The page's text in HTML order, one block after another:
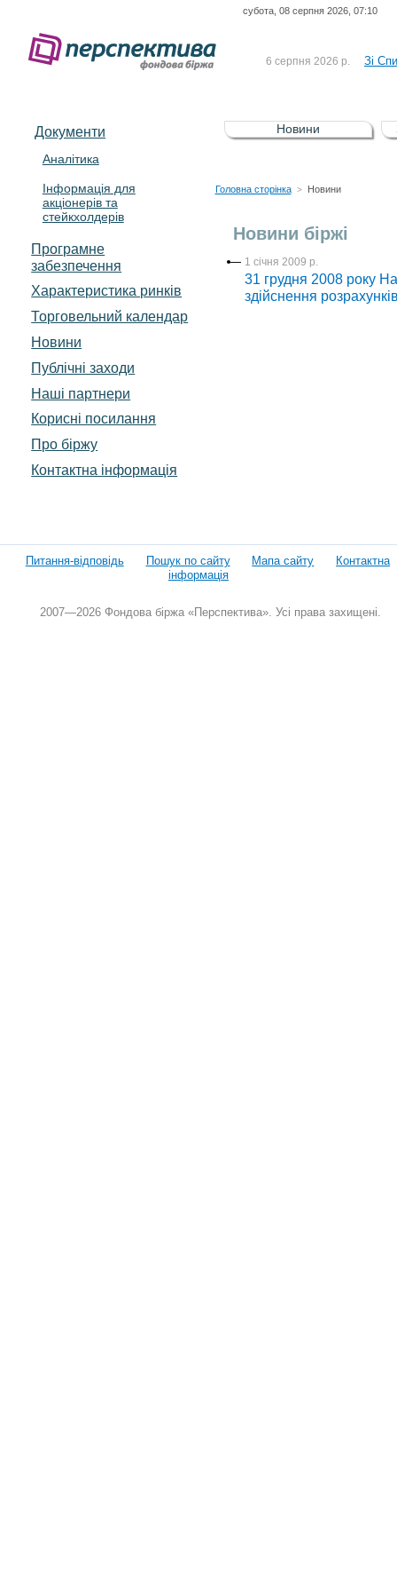
субота, 08 серпня 2026, 07:10
6 серпня 2026 р. Зі
5 серпня 2026 р.
Зі
UA4000232607)
4 серпня 2026 р.
Документи
Аналітика
Інформація для
акціонерів та
стейкхолдерів
Програмне
забезпечення
Характеристика pинків
Торговельний календар
Новини
Публічні заходи
Наші партнери
Корисні посилання
Про біржу
Контактна інформація
Новини
Головна сторінка > Новини
Новини біржі
1 січня 2009 р.
31 грудня 2008 року
здійснення
Питання-відповідь Пошук по сайту Мапа сайту
Контактна
інформація
2007—2026 Фондова біржа «Перспектива». Усі права захищені.